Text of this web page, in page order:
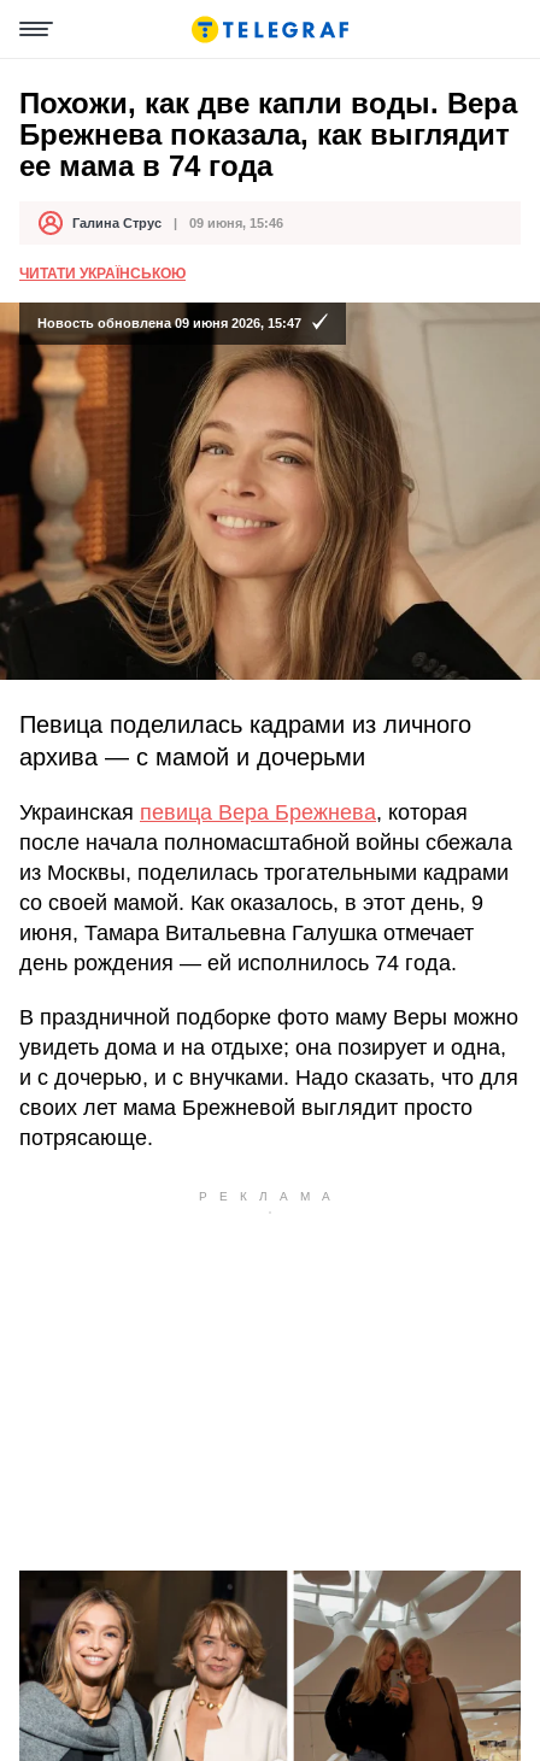
Похожи, как две капли воды. Вера
Брежнева показала, как выглядит
ее мама в 74 года
АвторГалина Струс
Дата публикации 09 июня, 15:46
ЧИТАТИ УКРАЇНСЬКОЮ
Новость обновлена 09 июня 2026, 15:47
Певица поделилась кадрами из личного
архива — с мамой и дочерьми
Украинская певица Вера Брежнева, которая
после начала полномасштабной войны сбежала
из Москвы, поделилась трогательными кадрами
со своей мамой. Как оказалось, в этот день, 9
июня, Тамара Витальевна Галушка отмечает
день рождения — ей исполнилось 74 года.
В праздничной подборке фото маму Веры можно
увидеть дома и на отдыхе; она позирует и одна,
и с дочерью, и с внучками. Надо сказать, что для
своих лет мама Брежневой выглядит просто
потрясающе.